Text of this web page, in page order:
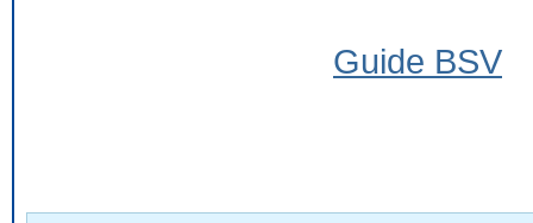
Guide BSV